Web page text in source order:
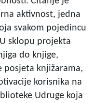
aktivnost, jedna
svakom pojedincu
sklopu projekta
do knjige,
posjeta knjižarama,
korisnika na
Udruge koja